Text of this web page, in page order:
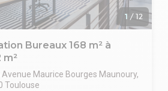
1 /12
Bureaux 168 m² à
m²
Avenue Maurice Bourges Maunoury,
Toulouse